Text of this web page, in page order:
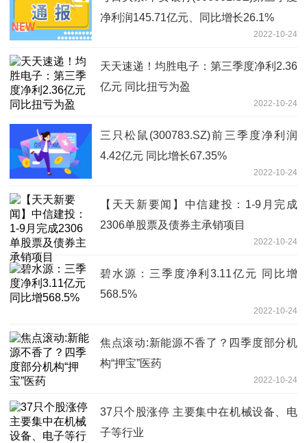
净利润145.71亿元、同比增长26.1%
2022-10-24
天天速递！均胜电子：第三季度净利2.36
亿元 同比扭亏为盈
2022-10-24
三只松鼠(300783.SZ)前三季度净利润
4.42亿元 同比增长67.35%
2022-10-24
【天天新要闻】中信建投：1-9月完成
2306单股票及债券主承销项目
2022-10-24
碧水源：三季度净利3.11亿元 同比增
568.5%
2022-10-24
焦点滚动:新能源不香了？四季度部分机
构“押宝”医药
2022-10-24
37只个股涨停 主要集中在机械设备、电
子等行业